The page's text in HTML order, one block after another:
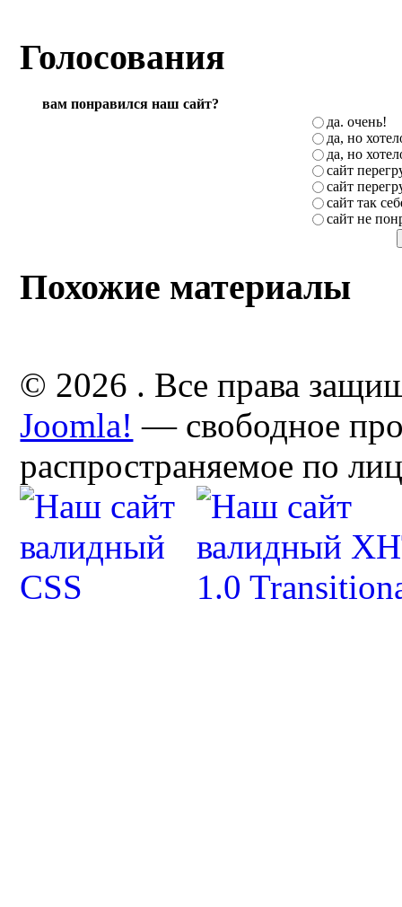
Голосования
вам понравился наш сайт?
да. очень!
да, но
да, но
сайт
сайт
сайт так
сайт не
Похожие материалы
© 2026 . Все права
Joomla! — свободное
распространяемое по